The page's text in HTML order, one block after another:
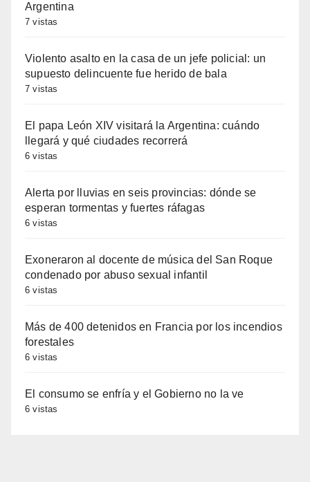
Argentina
7 vistas
Violento asalto en la casa de un jefe policial: un
supuesto delincuente fue herido de bala
7 vistas
El papa León XIV visitará la Argentina: cuándo
llegará y qué ciudades recorrerá
6 vistas
Alerta por lluvias en seis provincias: dónde se
esperan tormentas y fuertes ráfagas
6 vistas
Exoneraron al docente de música del San Roque
condenado por abuso sexual infantil
6 vistas
Más de 400 detenidos en Francia por los incendios
forestales
6 vistas
El consumo se enfría y el Gobierno no la ve
6 vistas